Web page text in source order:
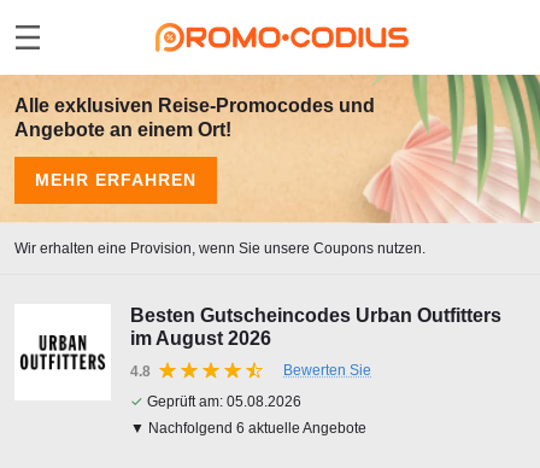
Alle exklusiven Reise-Promocodes und
Angebote an einem Ort!
MEHR ERFAHREN
Wir erhalten eine Provision, wenn Sie unsere Coupons nutzen.
Besten Gutscheincodes Urban Outfitters
im August 2026
4.8
Bewerten Sie
✓ Geprüft am: 05.08.2026
▼ Nachfolgend 6 aktuelle Angebote